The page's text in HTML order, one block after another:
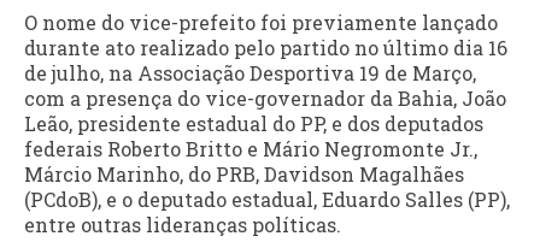
O nome do vice-prefeito foi previamente lançado
durante ato realizado pelo partido no último dia 16
de julho, na Associação Desportiva 19 de Março,
com a presença do vice-governador da Bahia, João
Leão, presidente estadual do PP, e dos deputados
federais Roberto Britto e Mário Negromonte Jr.,
Márcio Marinho, do PRB, Davidson Magalhães
(PCdoB), e o deputado estadual, Eduardo Salles (PP),
entre outras lideranças políticas.